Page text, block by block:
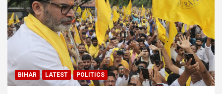
BIHAR LATEST POLITICS